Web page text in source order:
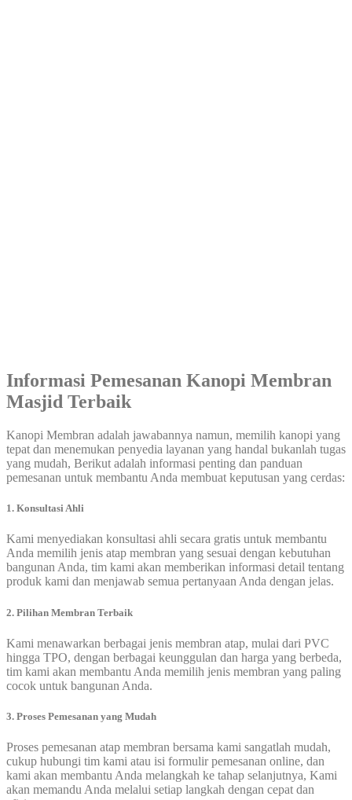
Informasi Pemesanan Kanopi Membran
Masjid Terbaik
Kanopi Membran adalah jawabannya namun, memilih kanopi yang
tepat dan menemukan penyedia layanan yang handal bukanlah tugas
yang mudah, Berikut adalah informasi penting dan panduan
pemesanan untuk membantu Anda membuat keputusan yang cerdas:
1. Konsultasi Ahli
Kami menyediakan konsultasi ahli secara gratis untuk membantu
Anda memilih jenis atap membran yang sesuai dengan kebutuhan
bangunan Anda, tim kami akan memberikan informasi detail tentang
produk kami dan menjawab semua pertanyaan Anda dengan jelas.
2. Pilihan Membran Terbaik
Kami menawarkan berbagai jenis membran atap, mulai dari PVC
hingga TPO, dengan berbagai keunggulan dan harga yang berbeda,
tim kami akan membantu Anda memilih jenis membran yang paling
cocok untuk bangunan Anda.
3. Proses Pemesanan yang Mudah
Proses pemesanan atap membran bersama kami sangatlah mudah,
cukup hubungi tim kami atau isi formulir pemesanan online, dan
kami akan membantu Anda melangkah ke tahap selanjutnya, Kami
akan memandu Anda melalui setiap langkah dengan cepat dan